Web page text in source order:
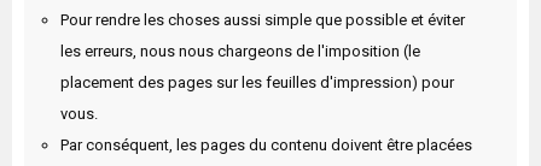
Pour rendre les choses aussi simple que possible et éviter
les erreurs, nous nous chargeons de l'imposition (le
placement des pages sur les feuilles d'impression) pour
vous.
Par conséquent, les pages du contenu doivent être placées